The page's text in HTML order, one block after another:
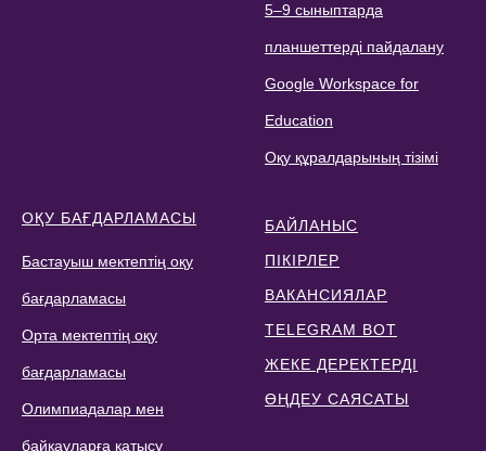
5–9 сыныптарда
планшеттерді пайдалану
Google Workspace for
Education
Оқу құралдарының тізімі
ОҚУ БАҒДАРЛАМАСЫ
Бастауыш мектептің оқу
бағдарламасы
Орта мектептің оқу
бағдарламасы
Олимпиадалар мен
байқауларға қатысу
БАЙЛАНЫС
ПІКІРЛЕР
ВАКАНСИЯЛАР
TELEGRAM BOT
ЖЕКЕ ДЕРЕКТЕРДІ
ӨҢДЕУ САЯСАТЫ